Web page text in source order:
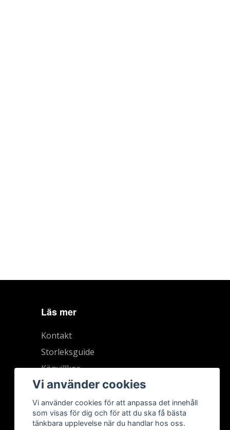
Läs mer
Kontakt
Storleksguide
Köpvillkor
Vi använder cookies
Vi använder cookies för att anpassa det innehåll
som visas för dig och för att du ska få bästa
tänkbara upplevelse när du handlar hos oss.